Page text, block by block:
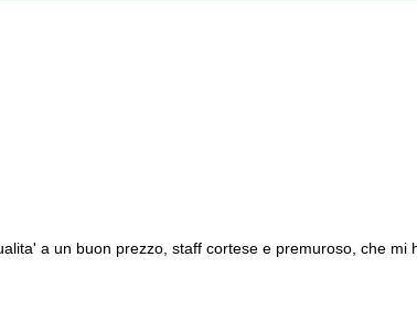
a un buon prezzo, staff cortese e premuroso, che